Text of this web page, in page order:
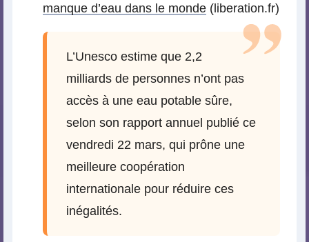
manque d’eau dans le monde (liberation.fr)
L’Unesco estime que 2,2
milliards de personnes n’ont pas
accès à une eau potable sûre,
selon son rapport annuel publié ce
vendredi 22 mars, qui prône une
meilleure coopération
internationale pour réduire ces
inégalités.